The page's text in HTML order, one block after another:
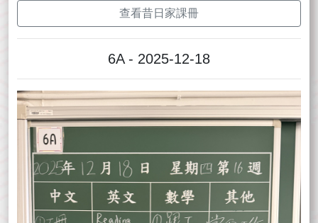
查看昔日家課冊
6A - 2025-12-18